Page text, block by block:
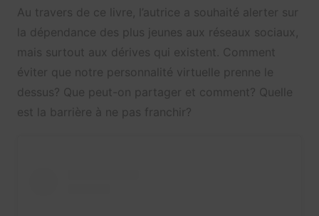
Au travers de ce livre, l’autrice a souhaité alerter sur
la dépendance des plus jeunes aux réseaux sociaux,
mais surtout aux dérives qui existent. Comment
éviter que notre personnalité virtuelle prenne le
dessus? Que peut-on partager et comment? Quelle
est la barrière à ne pas franchir?